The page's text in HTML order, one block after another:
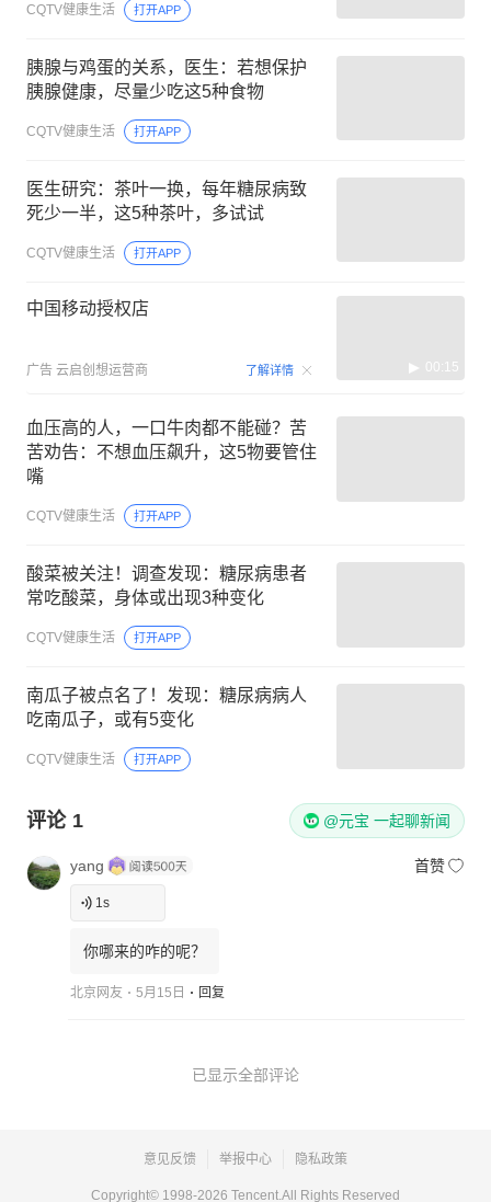
CQTV健康生活 打开APP
胰腺与鸡蛋的关系，医生：若想保护
胰腺健康，尽量少吃这5种食物
CQTV健康生活 打开APP
医生研究：茶叶一换，每年糖尿病致
死少一半，这5种茶叶，多试试
CQTV健康生活 打开APP
中国移动授权店
广告 云启创想运营商 了解详情 00:15
血压高的人，一口牛肉都不能碰？苦
苦劝告：不想血压飙升，这5物要管住
嘴
CQTV健康生活 打开APP
酸菜被关注！调查发现：糖尿病患者
常吃酸菜，身体或出现3种变化
CQTV健康生活 打开APP
南瓜子被点名了！发现：糖尿病病人
吃南瓜子，或有5变化
CQTV健康生活 打开APP
评论 1 @元宝 一起聊新闻
yang 首赞
1s
你哪来的咋的呢？
北京网友 5月15日 回复
已显示全部评论
意见反馈 举报中心 隐私政策
Copyright© 1998-2026 Tencent.All Rights Reserved